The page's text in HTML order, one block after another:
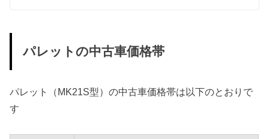
パレットの中古車価格帯
パレット（MK21S型）の中古車価格帯は以下のとおりで
す